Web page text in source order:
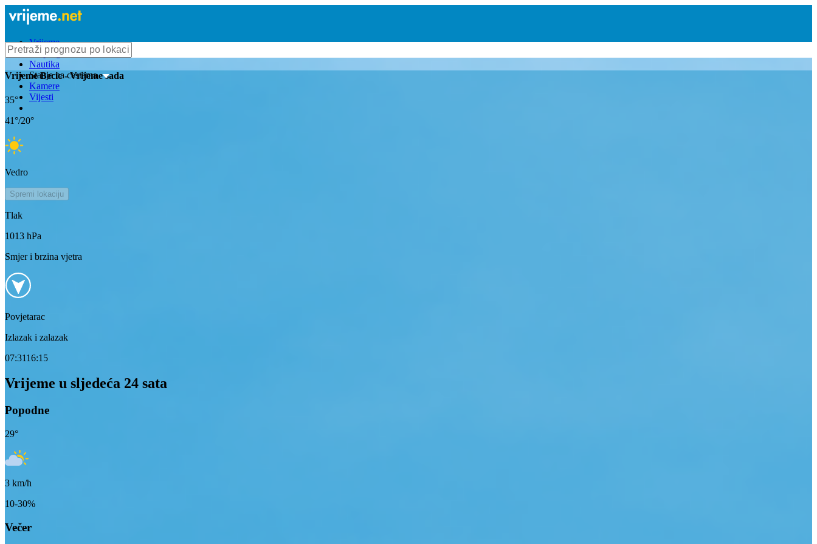
Vrijeme
Bioprognoza
Nautika
Stanje na cestama
Kamere
Vijesti
VrijemeBecic- Vrijeme sada
35°
41°/20°
Vedro
Spremi lokaciju
Tlak
1013 hPa
Smjer i brzina vjetra
Povjetarac
Izlazak i zalazak
07:3116:15
Vrijeme u sljedeća 24 sata
Popodne
29°
3 km/h
10-30%
Večer